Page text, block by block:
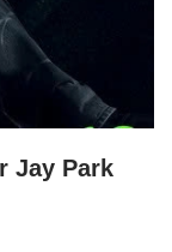
Jay Park